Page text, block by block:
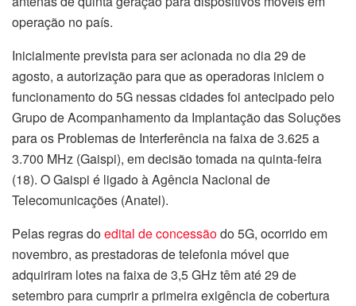
operação no país.
Inicialmente prevista para ser acionada no dia 29 de
agosto, a autorização para que as operadoras iniciem o
funcionamento do 5G nessas cidades foi antecipado pelo
Grupo de Acompanhamento da Implantação das Soluções
para os Problemas de Interferência na faixa de 3.625 a
3.700 MHz (Gaispi), em decisão tomada na quinta-feira
(18). O Gaispi é ligado à Agência Nacional de
Telecomunicações (Anatel).
Pelas regras doedital de concessãodo 5G, ocorrido em
novembro, as prestadoras de telefonia móvel que
adquiriram lotes na faixa de 3,5 GHz têm até 29 de
setembro para cumprir a primeira exigência de cobertura